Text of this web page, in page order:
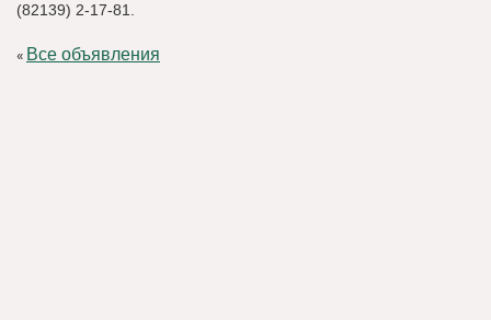
(82139) 2-17-81.
« Все объявления